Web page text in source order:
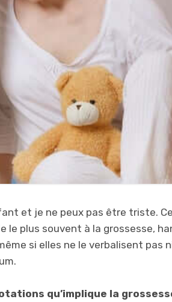
et je ne peux pas être triste.
le plus souvent à la grossesse,
si elles ne le verbalisent pas
qu’implique la